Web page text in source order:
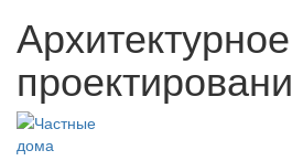
Архитектурное